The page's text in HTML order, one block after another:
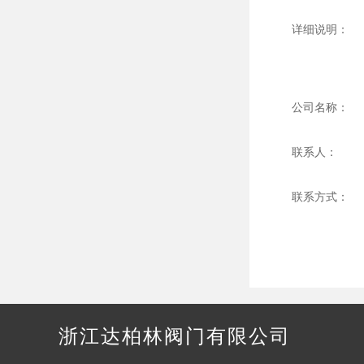
详细说明：
公司名称：
联系人：
联系方式：
浙江达柏林阀门有限公司